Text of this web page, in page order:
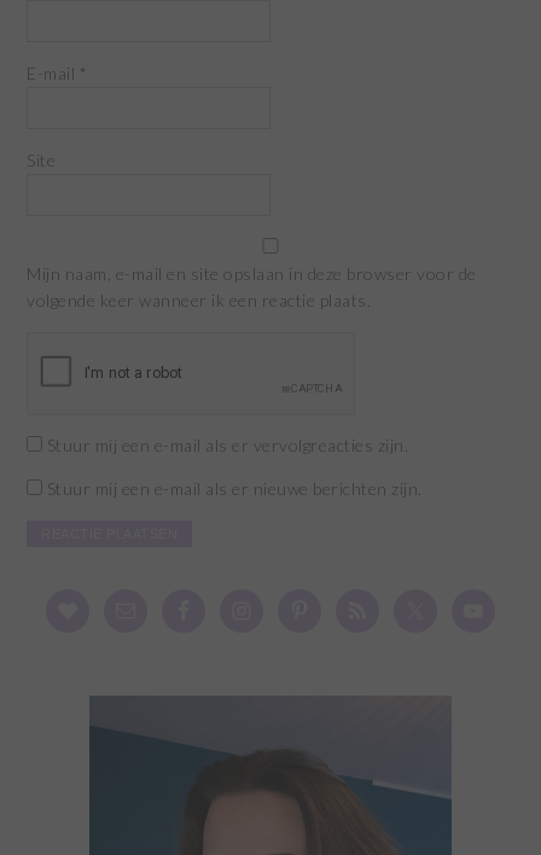
E-mail *
Site
Mijn naam, e-mail en site opslaan in deze browser voor de
volgende keer wanneer ik een reactie plaats.
Stuur mij een e-mail als er vervolgreacties zijn.
Stuur mij een e-mail als er nieuwe berichten zijn.